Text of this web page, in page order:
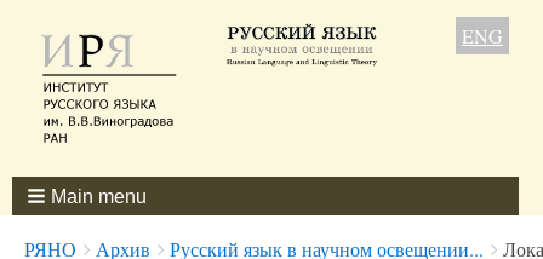
ENG
Main menu
Breadcrumbs
You
РЯНО Архив Русский язык в научном освещении...